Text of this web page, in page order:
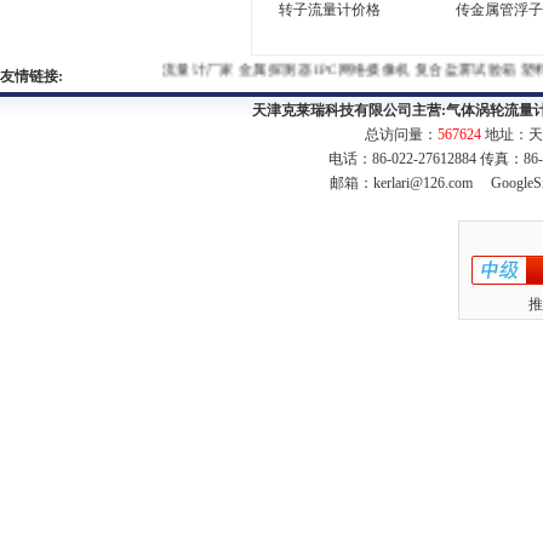
转子流量计价格
传金属管浮
友情链接: 流量计厂家金属探测器 IPC网络摄像机复合盐雾试验箱塑料
天津克莱瑞科技有限公司主营:气体涡轮流量
总访问量： 567624 地址：
电话：86-022-27612884 传真：
邮箱： kerlari@126.com